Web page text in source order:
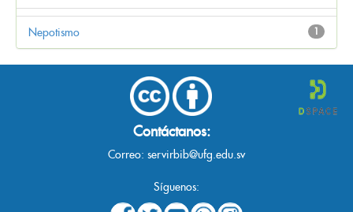
1
Nepotismo
Contáctanos:
Correo: servirbib@ufg.edu.sv
Síguenos: